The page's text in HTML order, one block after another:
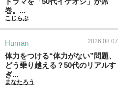
巻。...
こじらぶ
Human 2026.08.07
体力をつける“体力がない”問題、
どう乗り越える？50代のリアルす
ぎ...
まなたろう